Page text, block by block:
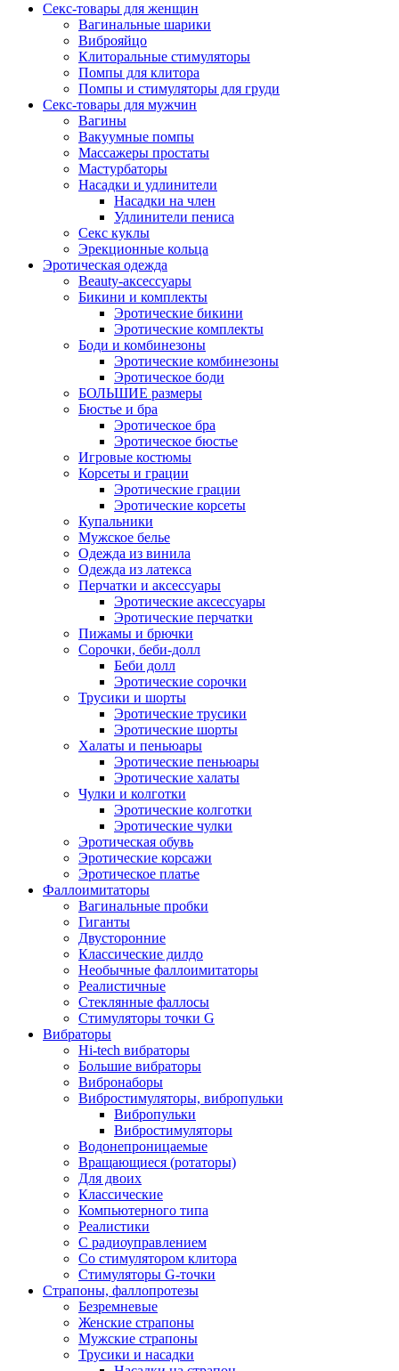
Секс-товары для женщин
Вагинальные шарики
Виброяйцо
Клиторальные стимуляторы
Помпы для клитора
Помпы и стимуляторы для груди
Секс-товары для мужчин
Вагины
Вакуумные помпы
Массажеры простаты
Мастурбаторы
Насадки и удлинители
Насадки на член
Удлинители пениса
Секс куклы
Эрекционные кольца
Эротическая одежда
Beauty-аксессуары
Бикини и комплекты
Эротические бикини
Эротические комплекты
Боди и комбинезоны
Эротические комбинезоны
Эротическое боди
БОЛЬШИЕ размеры
Бюстье и бра
Эротическое бра
Эротическое бюстье
Игровые костюмы
Корсеты и грации
Эротические грации
Эротические корсеты
Купальники
Мужское белье
Одежда из винила
Одежда из латекса
Перчатки и аксессуары
Эротические аксессуары
Эротические перчатки
Пижамы и брючки
Сорочки, беби-долл
Беби долл
Эротические сорочки
Трусики и шорты
Эротические трусики
Эротические шорты
Халаты и пеньюары
Эротические пеньюары
Эротические халаты
Чулки и колготки
Эротические колготки
Эротические чулки
Эротическая обувь
Эротические корсажи
Эротическое платье
Фаллоимитаторы
Вагинальные пробки
Гиганты
Двусторонние
Классические дилдо
Необычные фаллоимитаторы
Реалистичные
Стеклянные фаллосы
Стимуляторы точки G
Вибраторы
Hi-tech вибраторы
Большие вибраторы
Вибронаборы
Вибростимуляторы, вибропульки
Вибропульки
Вибростимуляторы
Водонепроницаемые
Вращающиеся (ротаторы)
Для двоих
Классические
Компьютерного типа
Реалистики
С радиоуправлением
Со стимулятором клитора
Стимуляторы G-точки
Страпоны, фаллопротезы
Безремневые
Женские страпоны
Мужские страпоны
Трусики и насадки